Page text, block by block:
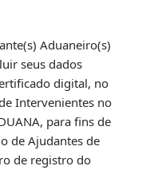
Aduaneiro(s)
seus dados
digital, no
Intervenientes no
para fins de
de Ajudantes de
de registro do